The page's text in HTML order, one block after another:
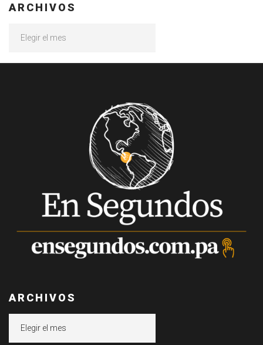
ARCHIVOS
ARCHIVOS